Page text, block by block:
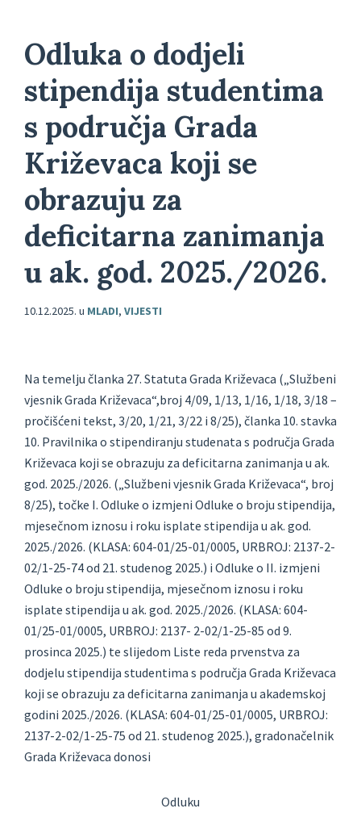
Odluka o dodjeli
stipendija studentima
s područja Grada
Križevaca koji se
obrazuju za
deficitarna zanimanja
u ak. god. 2025./2026.
10.12.2025. u MLADI, VIJESTI
Na temelju članka 27. Statuta Grada Križevaca („Službeni
vjesnik Grada Križevaca“,broj 4/09, 1/13, 1/16, 1/18, 3/18 –
pročišćeni tekst, 3/20, 1/21, 3/22 i 8/25), članka 10. stavka
10. Pravilnika o stipendiranju studenata s područja Grada
Križevaca koji se obrazuju za deficitarna zanimanja u ak.
god. 2025./2026. („Službeni vjesnik Grada Križevaca“, broj
8/25), točke I. Odluke o izmjeni Odluke o broju stipendija,
mjesečnom iznosu i roku isplate stipendija u ak. god.
2025./2026. (KLASA: 604-01/25-01/0005, URBROJ: 2137-2-
02/1-25-74od 21. studenog 2025.) i Odluke o II. izmjeni
Odluke o broju stipendija, mjesečnom iznosu i roku
isplate stipendija u ak. god. 2025./2026. (KLASA: 604-
01/25-01/0005, URBROJ: 2137- 2-02/1-25-85 od 9.
prosinca 2025.) te slijedom Liste reda prvenstva za
dodjelu stipendija studentima s područja Grada Križevaca
koji se obrazuju za deficitarna zanimanja u akademskoj
godini 2025./2026. (KLASA: 604-01/25-01/0005, URBROJ:
2137-2-02/1-25-75 od 21. studenog 2025.), gradonačelnik
Grada Križevaca donosi
Odluku